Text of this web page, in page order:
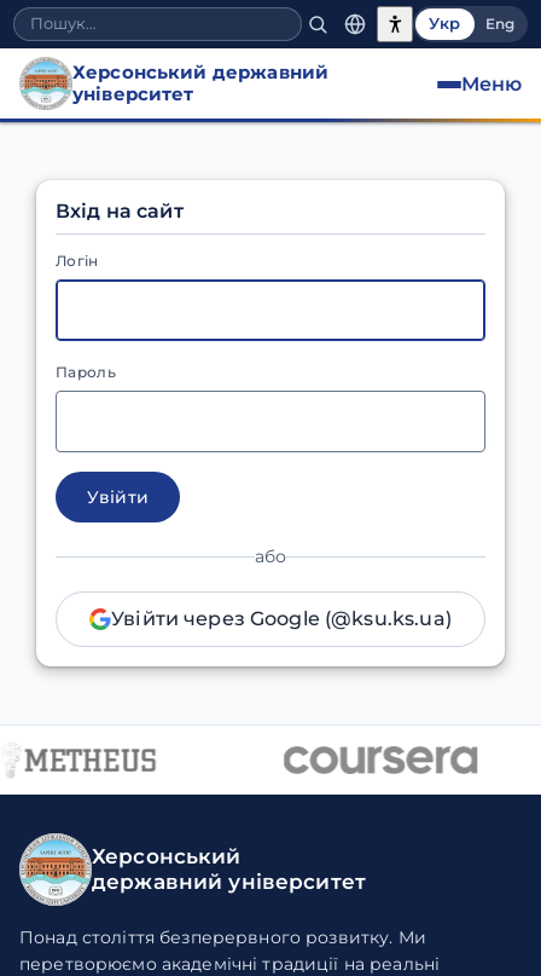
Укр Eng
Херсонський державний
університет
Меню
Вхід на сайт
Логін
Пароль
Увійти
або
Увійти через Google (@ksu.ks.ua)
Херсонський
державний університет
Понад століття безперервного розвитку. Ми
перетворюємо академічні традиції на реальні